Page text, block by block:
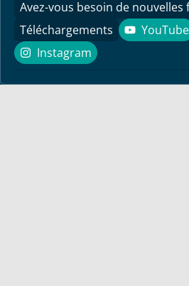
Avez-vous besoin de nouvelles
Téléchargements
YouTube
Instagram
Instagram